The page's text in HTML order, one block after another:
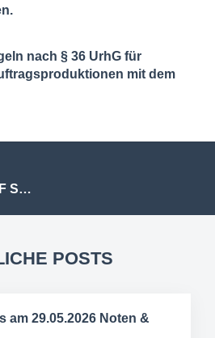
nach § 36 UrhG für
mit dem
Neue DOKU bei ZDF Sport
POSTS
am 29.05.2026 Noten &